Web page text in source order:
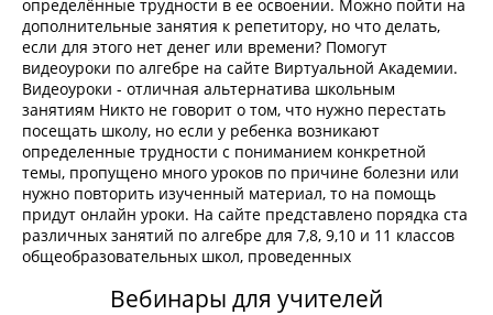
определённые трудности в ее освоении. Можно пойти на
дополнительные занятия к репетитору, но что делать,
если для этого нет денег или времени? Помогут
видеоуроки по алгебре на сайте Виртуальной Академии.
Видеоуроки - отличная альтернатива школьным
занятиям Никто не говорит о том, что нужно перестать
посещать школу, но если у ребенка возникают
определенные трудности с пониманием конкретной
темы, пропущено много уроков по причине болезни или
нужно повторить изученный материал, то на помощь
придут онлайн уроки. На сайте представлено порядка ста
различных занятий по алгебре для 7,8, 9,10 и 11 классов
общеобразовательных школ, проведенных
Вебинары для учителей